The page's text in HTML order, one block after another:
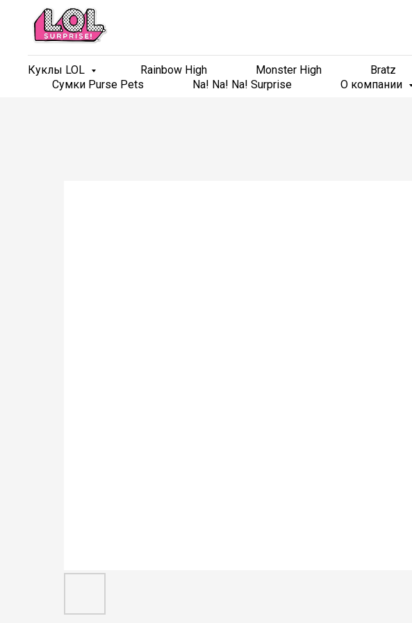
Куклы LOL Rainbow High Monster High Bratz
Сумки Purse Pets
Na! Na! Na! Surprise О компании
Куклы LOL Rainbow High Monster High Bratz
Сумки Purse Pets
Na! Na! Na! Surprise О компании